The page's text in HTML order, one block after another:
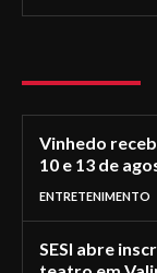
Vinhedo
10 e 13 de
ENTRETENIMENTO
SESI abre